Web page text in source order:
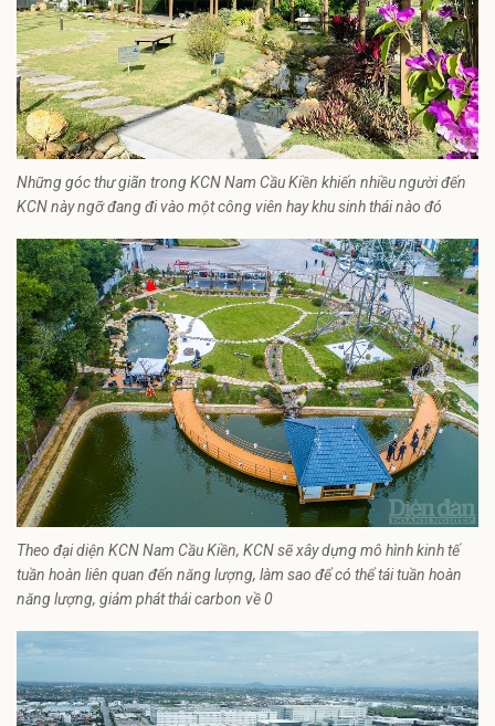
Những góc thư giãn trong KCN Nam Cầu Kiền khiến nhiều người đến
KCN này ngỡ đang đi vào một công viên hay khu sinh thái nào đó
Theo đại diện KCN Nam Cầu Kiền, KCN sẽ xây dựng mô hình kinh tế
tuần hoàn liên quan đến năng lượng, làm sao để có thể tái tuần hoàn
năng lượng, giảm phát thải carbon về 0